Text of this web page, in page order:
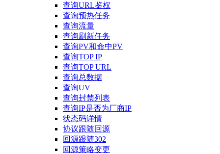
查询URL鉴权
查询预热任务
查询流量
查询刷新任务
查询PV和命中PV
查询TOP IP
查询TOP URL
查询总数据
查询UV
查询封禁列表
查询IP是否为厂商IP
状态码详情
协议跟随回源
回源跟随302
回源策略变更